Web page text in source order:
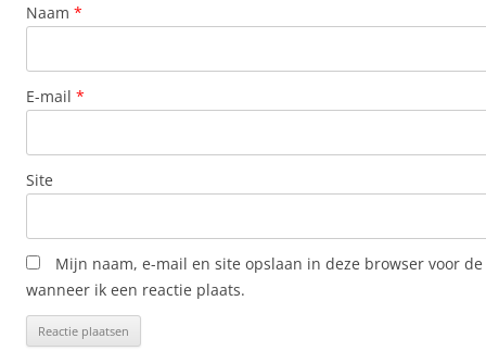
Naam *
E-mail *
Site
Mijn naam, e-mail en site opslaan in deze browser voor
wanneer ik een reactie plaats.